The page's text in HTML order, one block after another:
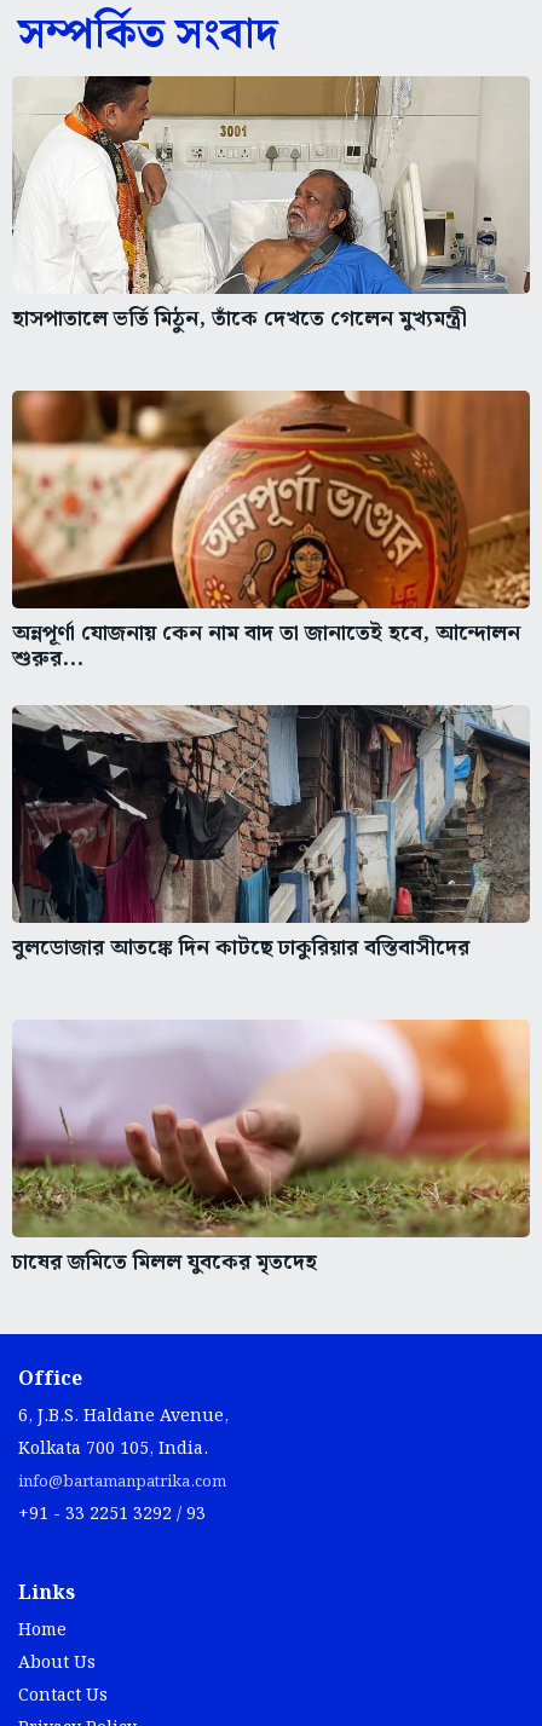
সম্পর্কিত সংবাদ
হাসপাতালে ভর্তি মিঠুন, তাঁকে দেখতে গেলেন মুখ্যমন্ত্রী
অন্নপূর্ণা যোজনায় কেন নাম বাদ তা জানাতেই হবে, আন্দোলন
শুরুর...
বুলডোজার আতঙ্কে দিন কাটছে ঢাকুরিয়ার বস্তিবাসীদের
চাষের জমিতে মিলল যুবকের মৃতদেহ
Office
6, J.B.S. Haldane Avenue,
Kolkata 700 105, India.
info@bartamanpatrika.com
+91 - 33 2251 3292 / 93
Links
Home
About Us
Contact Us